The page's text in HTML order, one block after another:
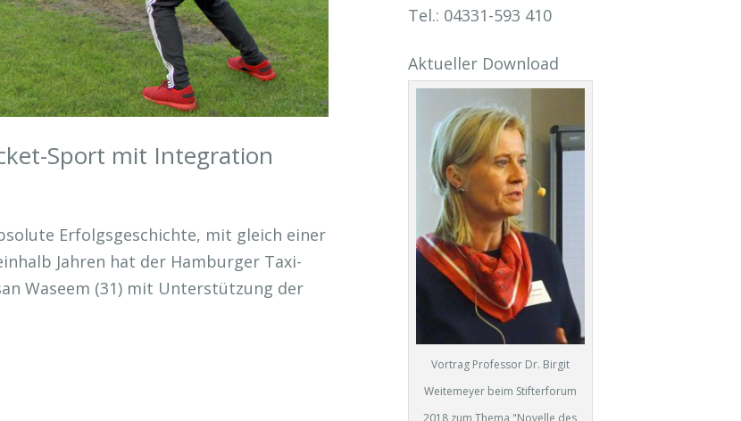
Sport mit Integration
Erfolgsgeschichte, mit gleich einer
Jahren hat der Hamburger Taxi-
Waseem (31) mit Unterstützung der
Tel.: 04331-593 410
Aktueller Download
Vortrag Professor Dr. Birgit
Weitemeyer beim Stifterforum